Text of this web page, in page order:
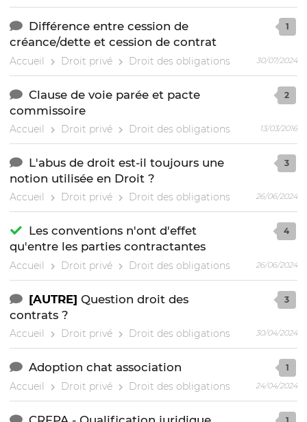
Différence entre cession de
créance/dette et cession de contrat
Accueil Droit privé Droit des obligations
1
30/07/2024
Clause de voie parée et pacte
commissoire
Accueil Droit privé Droit des obligations
2
13/03/2016
L'abus de droit est-il toujours une
notion utilisée en Droit ?
Accueil Droit privé Droit des obligations
3
26/06/2024
Les conventions n'ont d'effet
qu'entre les parties contractantes
Accueil Droit privé Droit des obligations
4
26/06/2024
[AUTRE] Question droit des
contrats ?
Accueil Droit privé Droit des obligations
3
30/04/2024
Adoption chat association
Accueil Droit privé Droit des obligations
1
24/04/2024